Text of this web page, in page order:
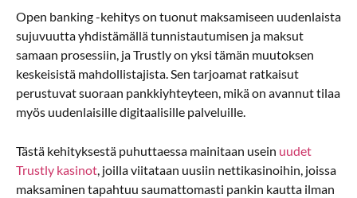
Open banking -kehitys on tuonut maksamiseen uudenlaista
sujuvuutta yhdistämällä tunnistautumisen ja maksut
samaan prosessiin, ja Trustly on yksi tämän muutoksen
keskeisistä mahdollistajista. Sen tarjoamat ratkaisut
perustuvat suoraan pankkiyhteyteen, mikä on avannut tilaa
myös uudenlaisille digitaalisille palveluille.
Tästä kehityksestä puhuttaessa mainitaan usein uudet
Trustly kasinot, joilla viitataan uusiin nettikasinoihin, joissa
maksaminen tapahtuu saumattomasti pankin kautta ilman